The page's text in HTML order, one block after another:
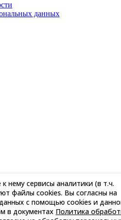
данных
нему сервисы аналитики (в т.ч.
файлы cookies. Вы согласны на
с помощью cookies и
в документах Политика